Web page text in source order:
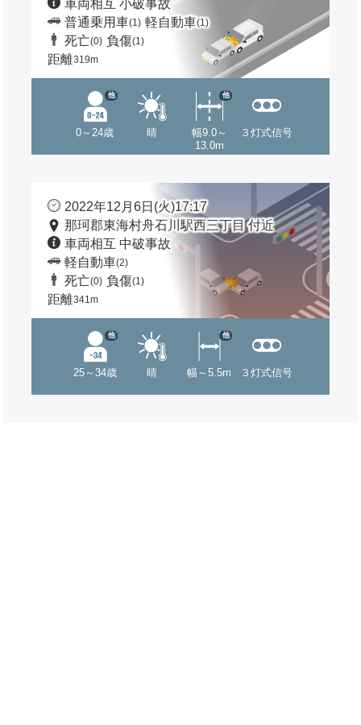
車両相互 小破事故
普通乗用車(1) 軽自動車(1)
死亡(0) 負傷(1)
距離319m
0～24歳
他
晴
幅9.0～
13.0m
他
３灯式信号
2022年12月6日(火)17:17
那珂郡東海村舟石川駅西三丁目 付近
車両相互 中破事故
軽自動車(2)
死亡(0) 負傷(1)
距離341m
25～34歳
他
晴 幅～5.5m
他
３灯式信号